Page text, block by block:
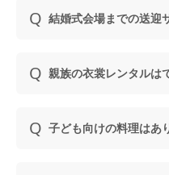
結婚式会場までの送迎
親族の衣裳レンタルは
子ども向けの料理はあ